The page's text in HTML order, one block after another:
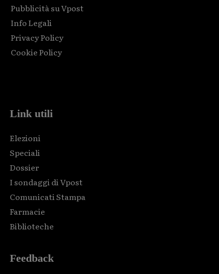
Pubblicità su Vpost
Info Legali
Privacy Policy
Cookie Policy
Link utili
Elezioni
Speciali
Dossier
I sondaggi di Vpost
Comunicati Stampa
Farmacie
Biblioteche
Feedback